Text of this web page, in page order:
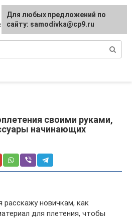
для дома и участка
своими руками,
начинающих
расскажу новичкам, как
для плетения, чтобы
Для любых предложений по
сайту: samodivka@cp9.ru